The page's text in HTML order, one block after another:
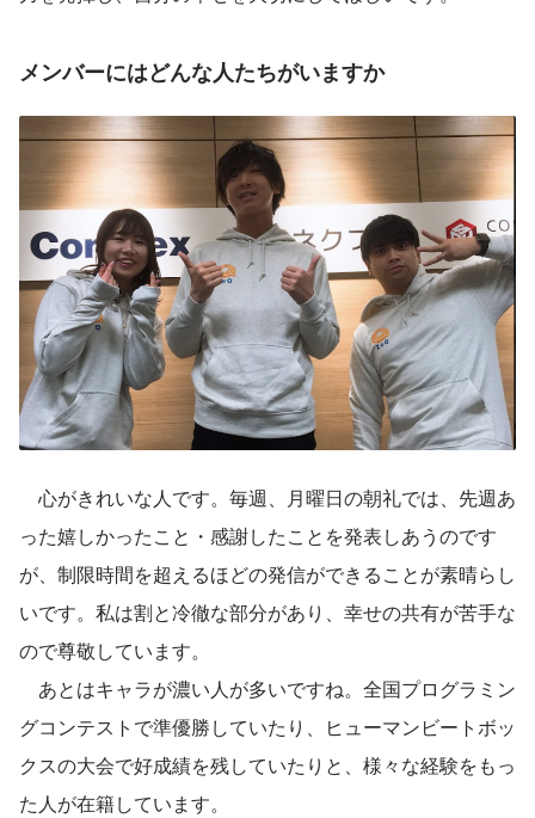
メンバーにはどんな人たちがいますか
心がきれいな人です。毎週、月曜日の朝礼では、先週あ
った嬉しかったこと・感謝したことを発表しあうのです
が、制限時間を超えるほどの発信ができることが素晴らし
いです。私は割と冷徹な部分があり、幸せの共有が苦手な
ので尊敬しています。
あとはキャラが濃い人が多いですね。全国プログラミン
グコンテストで準優勝していたり、ヒューマンビートボッ
クスの大会で好成績を残していたりと、様々な経験をもっ
た人が在籍しています。